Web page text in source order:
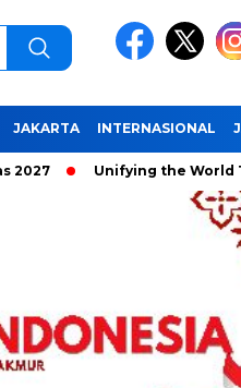
JAKARTA INTERNASIONAL
Unifying the World Through